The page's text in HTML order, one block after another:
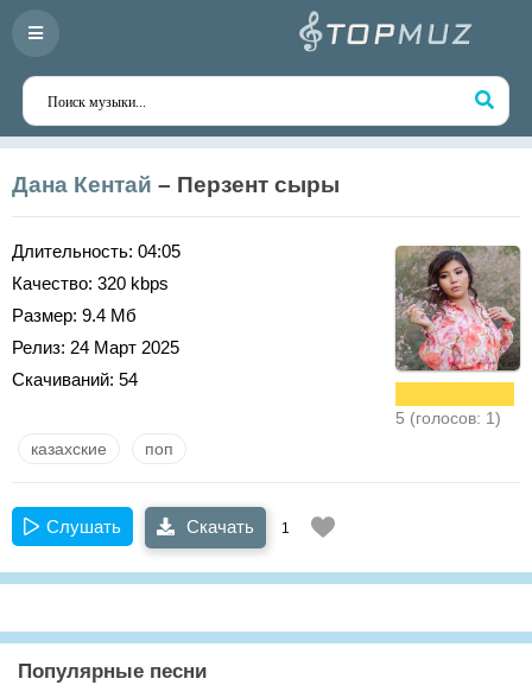
Дана Кентай – Перзент сыры
Длительность: 04:05
Качество: 320 kbps
Размер: 9.4 Мб
Релиз: 24 Март 2025
Скачиваний: 54
5 (голосов: 1)
казахские поп
Слушать Скачать 1
Популярные песни